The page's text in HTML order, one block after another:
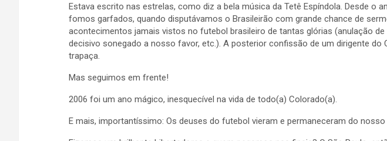
Estava escrito nas estrelas, como diz a bela música da Tetê Espíndola. Desde o
fomos garfados, quando disputávamos o Brasileirão com grande chance de
acontecimentos jamais vistos no futebol brasileiro de tantas glórias (anulação de
decisivo sonegado a nosso favor, etc.). A posterior confissão de um dirigente do
trapaça.
Mas seguimos em frente!
2006 foi um ano mágico, inesquecível na vida de todo(a) Colorado(a).
E mais, importantíssimo: Os deuses do futebol vieram e permaneceram do